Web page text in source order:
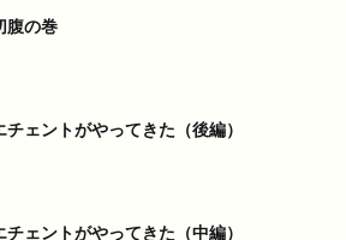
腹の巻
チェントがやってきた（後編）
チェントがやってきた（中編）